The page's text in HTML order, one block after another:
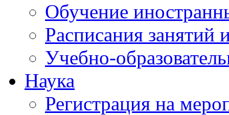
Обучение
Расписания занятий
Учебно-
Наука
Регистрация на